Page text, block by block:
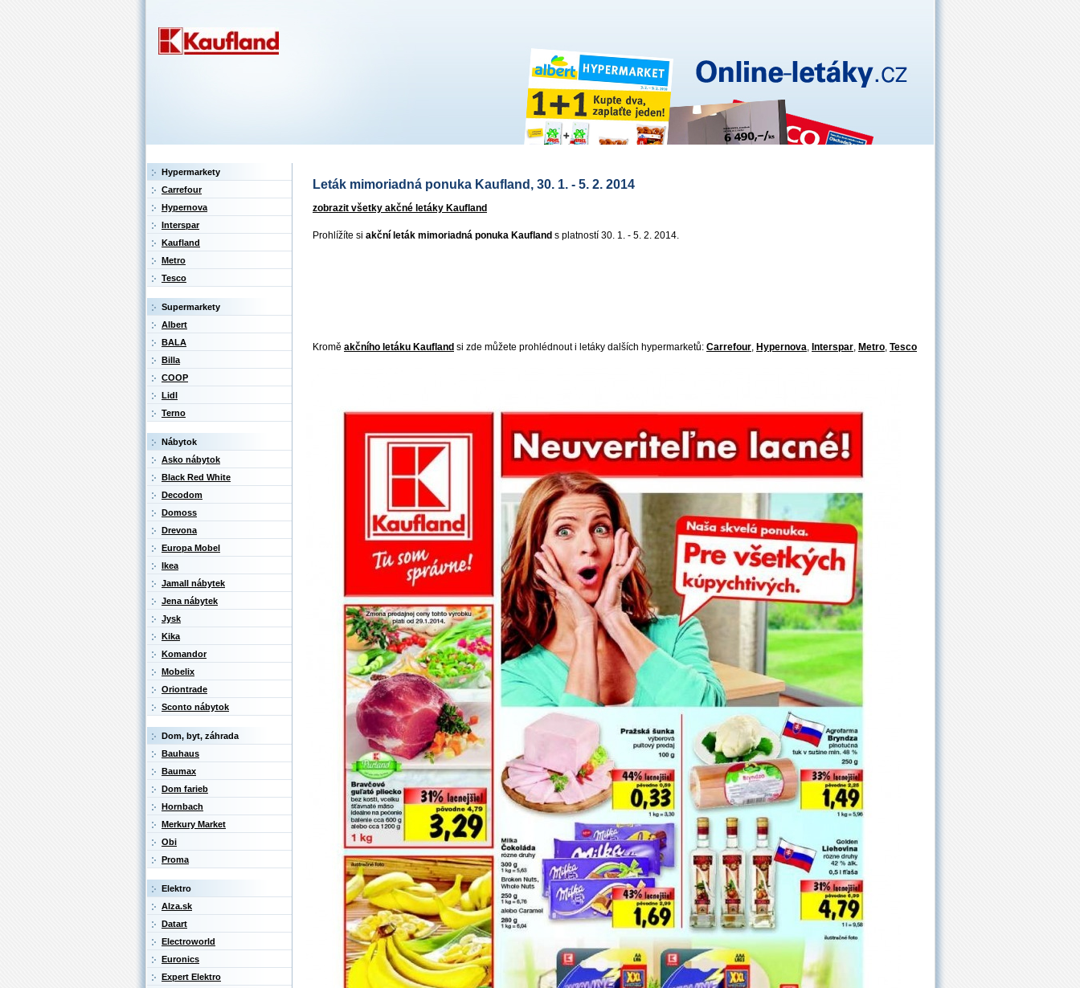
Leták mimoriadná ponuka Kaufland, 30. 1. - 5. 2. 2014
zobrazit všetky akčné letáky Kaufland
Prohlížíte si akční leták mimoriadná ponuka Kaufland s platností 30. 1. - 5. 2. 2014.
Kromě akčního letáku Kaufland si zde můžete prohlédnout i letáky dalších hypermarketů: Carrefour Hypernova Interspar Metro Tesco
Hypermarkety
Carrefour
Hypernova
Interspar
Kaufland
Metro
Tesco
Supermarkety
Albert
BALA
Billa
COOP
Lidl
Terno
Nábytok
Asko nábytok
Black Red White
Decodom
Domoss
Drevona
Europa Mobel
Ikea
Jamall nábytek
Jena nábytek
Jysk
Kika
Komandor
Mobelix
Oriontrade
Sconto nábytok
Dom, byt, záhrada
Bauhaus
Baumax
Dom farieb
Hornbach
Merkury Market
Obi
Proma
Elektro
Alza.sk
Datart
Electroworld
Euronics
Expert Elektro